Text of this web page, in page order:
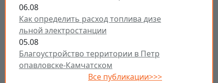
06.08
Как определить расход топлива дизе
льной электростанции
05.08
Благоустройство территории в Петр
опавловске-Камчатском
Все публикации>>>